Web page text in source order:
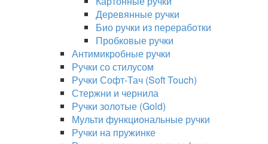
Деревянные ручки
Био ручки из переработки
Пробковые ручки
Антимикробные ручки
Ручки со стилусом
Ручки Софт-Тач (Soft Touch)
Стержни и чернила
Ручки золотые (Gold)
Мульти функциональные ручки
Ручки на пружинке